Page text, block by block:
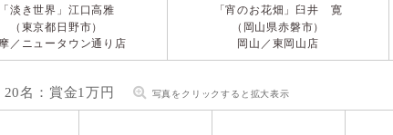
「淡き世界」 江口高雅
（東京都日野市）
／ニュータウン通り店
「宵のお花畑」 臼井 寛
（岡山県赤磐市）
岡山／東岡山店
20名：賞金1万円 写真をクリックすると拡大表示